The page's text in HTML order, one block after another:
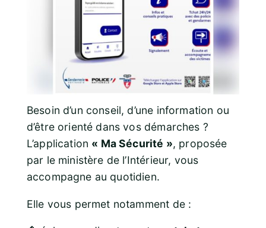
Besoin d’un conseil, d’une information ou
d’être orienté dans vos démarches ?
L’application « Ma Sécurité », proposée
par le ministère de l’Intérieur, vous
accompagne au quotidien.
Elle vous permet notamment de :